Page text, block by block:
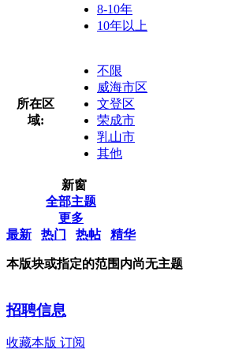
8-10年
10年以上
所在区
域:
不限
威海市区
文登区
荣成市
乳山市
其他
新窗
全部主题
更多
最新
热门 热帖 精华
本版块或指定的范围内尚无主题
招聘信息
收藏本版 订阅